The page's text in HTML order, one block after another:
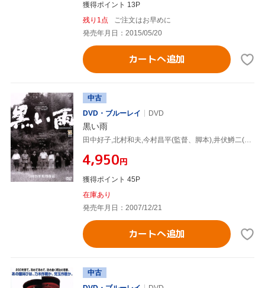
獲得ポイント 13P
残り1点
ご注文はお早めに
発売年月日：2015/05/20
カートへ追加
中古
DVD・ブルーレイ
DVD
黒い雨
田中好子,北村和夫,今村昌平(監督、脚本),井伏鱒二(原作),武満徹(音楽)
¥4,950円
獲得ポイント 45P
在庫あり
発売年月日：2007/12/21
カートへ追加
中古